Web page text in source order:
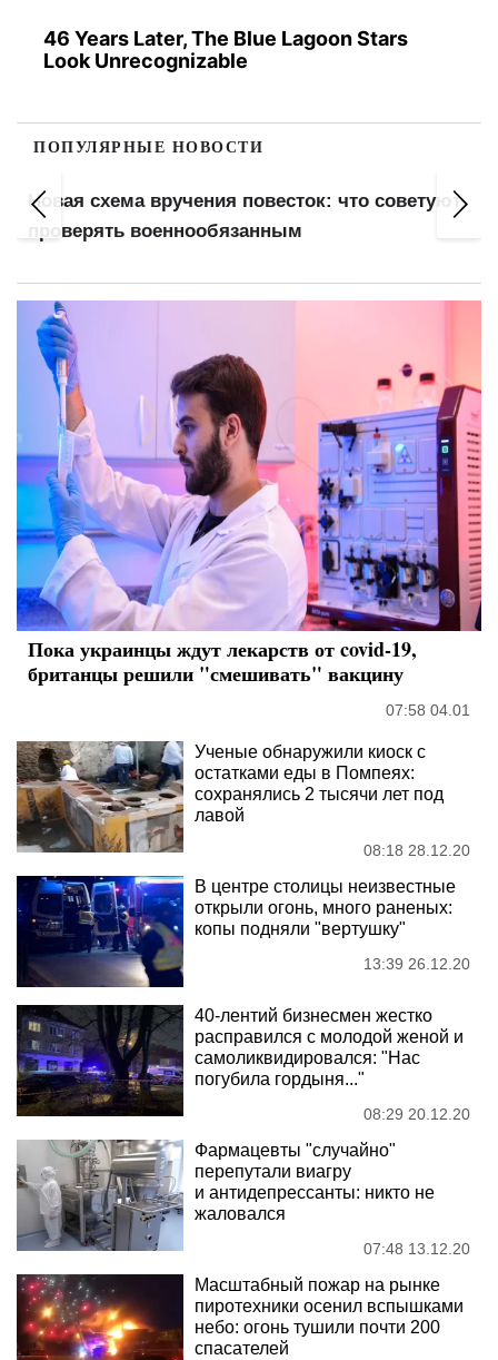
46 Years Later, The Blue Lagoon Stars
Look Unrecognizable
ПОПУЛЯРНЫЕ НОВОСТИ
Новая схема вручения повесток: что советуют
проверять военнообязанным
Пока украинцы ждут лекарств от covid-19,
британцы решили "смешивать" вакцину
07:58 04.01
Ученые обнаружили киоск с
остатками еды в Помпеях:
сохранялись 2 тысячи лет под
лавой
08:18 28.12.20
В центре столицы неизвестные
открыли огонь, много раненых:
копы подняли "вертушку"
13:39 26.12.20
40-лентий бизнесмен жестко
расправился с молодой женой и
самоликвидировался: "Нас
погубила гордыня..."
08:29 20.12.20
Фармацевты "случайно"
перепутали виагру
и антидепрессанты: никто не
жаловался
07:48 13.12.20
Масштабный пожар на рынке
пиротехники осенил вспышками
небо: огонь тушили почти 200
спасателей